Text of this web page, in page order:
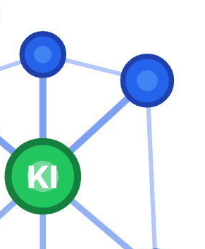
KI